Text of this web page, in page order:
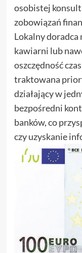
osobistej
zobowiązań
Lokalny doradca
kawiarni lub
oszczędność
traktowana
działający w
bezpośredni
banków, co
czy uzyskanie